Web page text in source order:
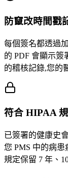
防竄改時間戳
每個簽名都透過
的 PDF 會顯示
的稽核記錄,您的
符合 HIPAA
已簽署的健康史
您 PMS 中的病
規定保留 7 年、